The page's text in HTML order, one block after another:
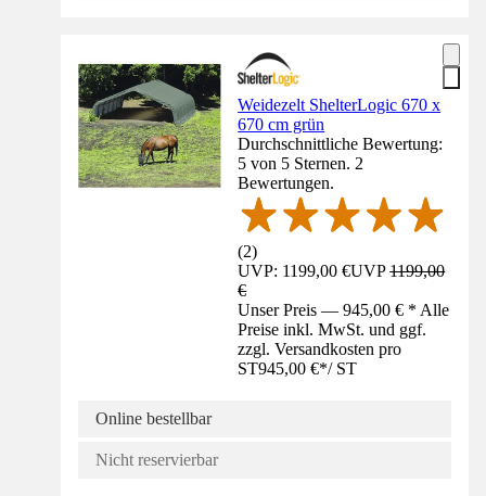
Weidezelt ShelterLogic 670 x
670 cm grün
Durchschnittliche Bewertung:
5 von 5 Sternen. 2
Bewertungen.
(2)
UVP: 1199,00 €UVP1199,00
€
Unser Preis — 945,00 € * Alle
Preise inkl. MwSt. und ggf.
zzgl. Versandkosten pro
ST945,00 €*/ ST
Online bestellbar
Nicht reservierbar